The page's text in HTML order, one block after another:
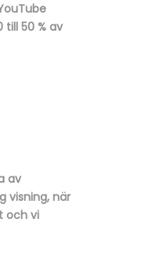
till 50 % av
av
visning, när
och vi